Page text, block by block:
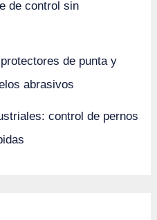
de control sin
de punta y
abrasivos
control de pernos